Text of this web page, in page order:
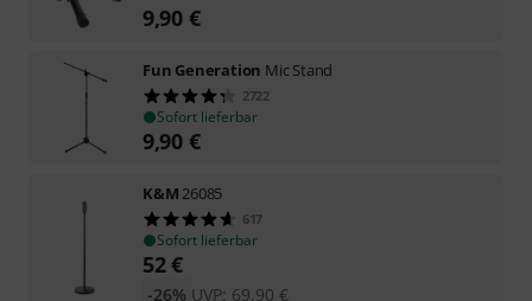
9,90 €
Fun Generation Mic Stand
2722
Sofort lieferbar
9,90 €
K&M 26085
617
Sofort lieferbar
52€
UVP: 69,90 €
-26%